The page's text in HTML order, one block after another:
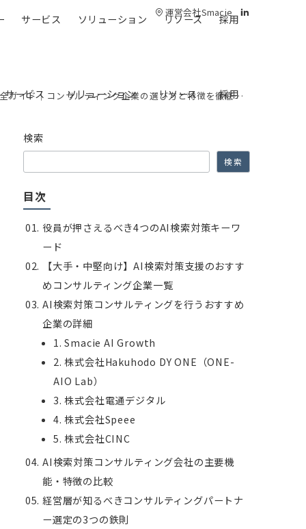
運営会社Smacie
サービス ソリューション リソース 採用
サービス ソリューション リソース 採用
イド｜コンサルティング企業の選び方と特徴を徹底解説
検索
検索
目次
役員が押さえるべき4つのAI検索対策キーワ
ード
【大手・中堅向け】AI検索対策支援のおすす
めコンサルティング企業一覧
AI検索対策コンサルティングを行うおすすめ
企業の詳細
1. Smacie AI Growth
2. 株式会社Hakuhodo DY ONE（ONE-
AIO Lab）
3. 株式会社電通デジタル
4. 株式会社Speee
5. 株式会社CINC
AI検索対策コンサルティング会社の主要機
能・特徴の比較
経営層が知るべきコンサルティングパートナ
ー選定の3つの鉄則